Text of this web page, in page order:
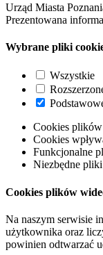
Urząd Miasta
Prezentowana
Wybrane pliki
Wszystkie
Cookies
Cookies
Funkcjonalne
Niezbędne
Cookies plików
Na naszym serwisie
użytkownika oraz
powinien odtwarzać